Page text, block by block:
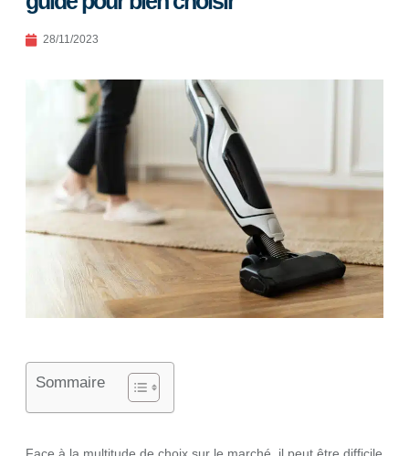
28/11/2023
Sommaire